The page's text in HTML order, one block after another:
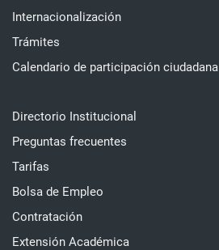
Internacionalización
Trámites
Calendario de participación ciudadana
Directorio Institucional
Preguntas frecuentes
Tarifas
Bolsa de Empleo
Contratación
Extensión Académica